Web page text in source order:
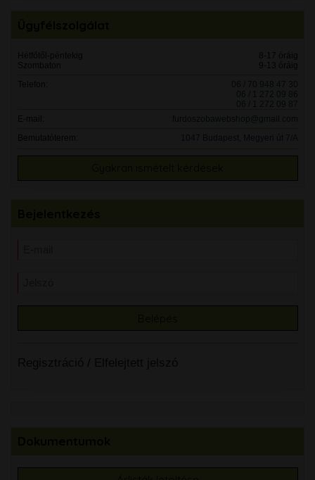
Hétfőtől-péntekig
8-17 óráig
Szombaton
9-13 óráig
Telefon:
06 / 70 948 47 30
06 / 1 272 09 86
06 / 1 272 09 87
E-mail:
furdoszobawebshop@gmail.com
Bemutatóterem:
1047 Budapest, Megyeri út 7/A
Regisztráció / Elfelejtett jelszó